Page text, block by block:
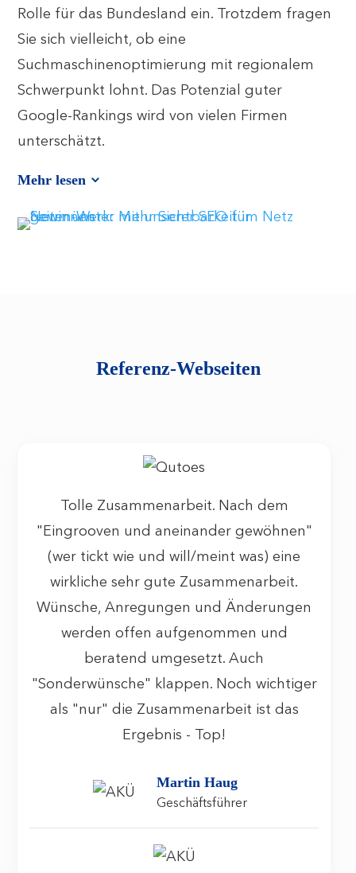
Rolle für das Bundesland ein. Trotzdem fragen
Sie sich vielleicht, ob eine
Suchmaschinenoptimierung mit regionalem
Schwerpunkt lohnt. Das Potenzial guter
Google-Rankings wird von vielen Firmen
unterschätzt.
Mehr lesen
Referenz-Webseiten
Tolle Zusammenarbeit. Nach dem
"Eingrooven und aneinander gewöhnen"
(wer tickt wie und will/meint was) eine
wirkliche sehr gute Zusammenarbeit.
Wünsche, Anregungen und Änderungen
werden offen aufgenommen und
beratend umgesetzt. Auch
"Sonderwünsche" klappen. Noch wichtiger
als "nur" die Zusammenarbeit ist das
Ergebnis - Top!
Martin Haug
Geschäftsführer